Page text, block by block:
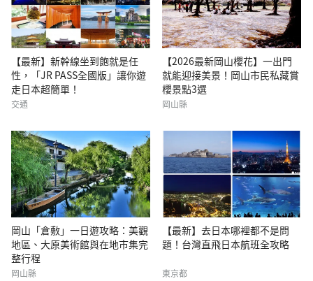
【最新】新幹線坐到飽就是任
性，「JR PASS全國版」讓你遊
走日本超簡單！
交通
【2026最新岡山櫻花】一出門
就能迎接美景！岡山市民私藏賞
櫻景點3選
岡山縣
岡山「倉敷」一日遊攻略：美觀
地區、大原美術館與在地市集完
整行程
岡山縣
【最新】去日本哪裡都不是問
題！台灣直飛日本航班全攻略
東京都